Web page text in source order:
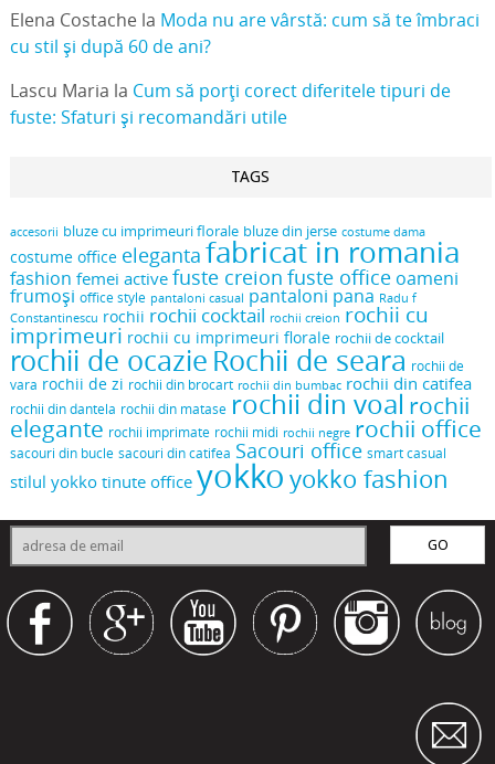
Elena Costachela Moda nu are vârstă: cum să te îmbraci
cu stil și după 60 de ani?
Lascu Maria la Cum să porți corect diferitele tipuri de
fuste: Sfaturi și recomandări utile
TAGS
accesorii bluze cu imprimeuri florale bluze din jerse costume dama
costume office eleganta fabricat in romania
fashion femei active fuste creion fuste office oameni
frumoși office style pantaloni casual pantaloni pana Radu f
Constantinescu rochii rochii cocktail rochii creion rochii cu
imprimeuri rochii cu imprimeuri florale rochii de cocktail
rochii de ocazie Rochii de seara rochii de
vara rochii de zi rochii din brocart rochii din bumbac rochii din catifea
rochii din dantela rochii din matase rochii din voal rochii
elegante rochii imprimate rochii midi rochii negre rochii office
sacouri din bucle sacouri din catifea Sacouri office smart casual
stilul yokko tinute office yokko yokko fashion